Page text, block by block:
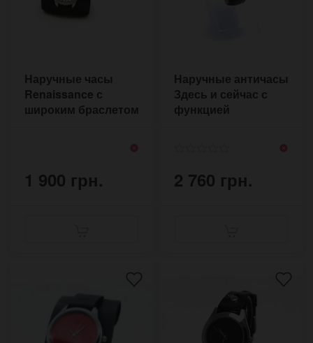
Наручные часы
Renaissance с
широким браслетом
1 900 грн.
Наручные античасы
Здесь и сейчас с
функцией
2 760 грн.